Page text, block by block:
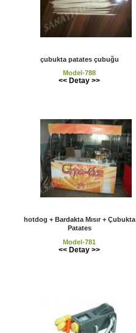
çubukta patates çubuğu
Model-788
<< Detay >>
hotdog + Bardakta Mısır + Çubukta
Patates
Model-781
<< Detay >>